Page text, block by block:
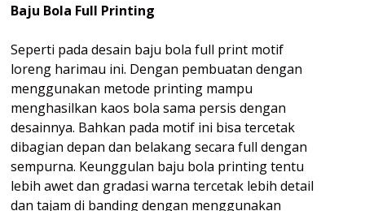
Baju Bola Full Printing
Seperti pada desain baju bola full print motif
loreng harimau ini. Dengan pembuatan dengan
menggunakan metode printing mampu
menghasilkan kaos bola sama persis dengan
desainnya. Bahkan pada motif ini bisa tercetak
dibagian depan dan belakang secara full dengan
sempurna. Keunggulan baju bola printing tentu
lebih awet dan gradasi warna tercetak lebih detail
dan tajam di banding dengan menggunakan